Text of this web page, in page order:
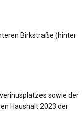
Birkstraße (hinter
sowie der
Haushalt 2023 der